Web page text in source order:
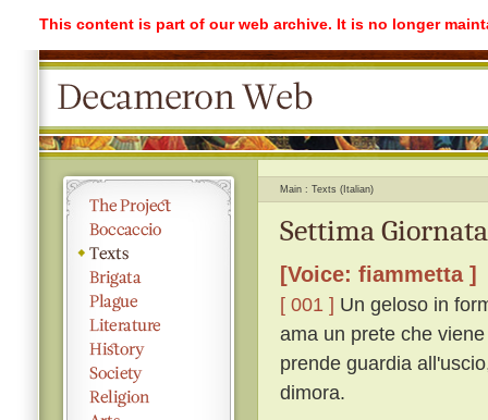
This content is part of our web archive. It is no longer
Main Texts (Italian)
Settima
[Voice: fiammetta ]
[ 001 ] Un geloso in
ama un prete che
prende guardia
dimora.